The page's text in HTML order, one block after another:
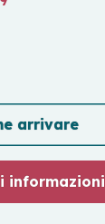
arrivare
informazioni